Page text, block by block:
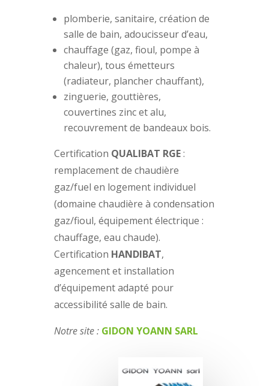
plomberie, sanitaire, création de
salle de bain, adoucisseur d’eau,
chauffage (gaz, fioul, pompe à
chaleur), tous émetteurs
(radiateur, plancher chauffant),
zinguerie, gouttières,
couvertines zinc et alu,
recouvrement de bandeaux bois.
Certification QUALIBAT RGE:
remplacement de chaudière
gaz/fuel en logement individuel
(domaine chaudière à condensation
gaz/fioul, équipement électrique :
chauffage, eau chaude).
Certification HANDIBAT,
agencement et installation
d’équipement adapté pour
accessibilité salle de bain.
Notre site : GIDON YOANN SARL